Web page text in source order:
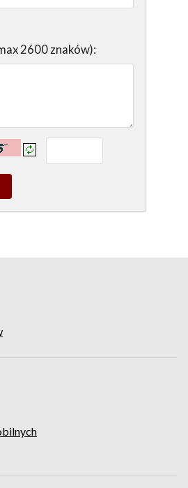
2600 znaków):
tekst z obrazka: